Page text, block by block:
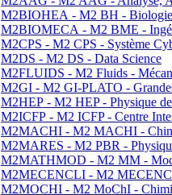
M2BIOHEA - M2 BH - Biologie
M2BIOMECA - M2 BME -
M2CPS - M2 CPS - Système
M2DS - M2 DS - Data Science
M2FLUIDS - M2 Fluids -
M2GI - M2 GI-PLATO -
M2HEP - M2 HEP - Physique
M2ICFP - M2 ICFP - Centre
M2MACHI - M2 MACHI -
M2MARES - M2 PBR -
M2MATHMOD - M2 MM -
M2MECENCLI - M2
M2MOCHI - M2 MoChI -